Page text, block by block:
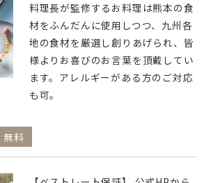
料理長が監修するお料理は熊本の食
材をふんだんに使用しつつ、九州各
地の食材を厳選し創りあげられ、皆
様よりお喜びのお言葉を頂戴してい
ます。アレルギーがある方のご対応
も可。
無料